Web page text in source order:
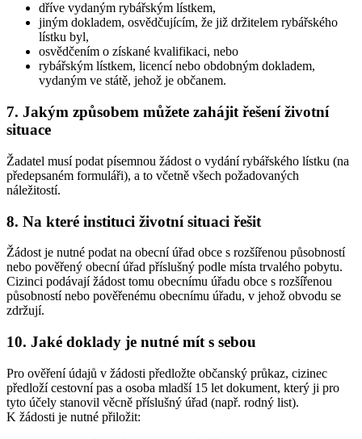
dříve vydaným rybářským lístkem,
jiným dokladem, osvědčujícím, že již držitelem rybářského
lístku byl,
osvědčením o získané kvalifikaci, nebo
rybářským lístkem, licencí nebo obdobným dokladem,
vydaným ve státě, jehož je občanem.
7. Jakým způsobem můžete zahájit řešení životní
situace
Žadatel musí podat písemnou žádost o vydání rybářského lístku (na
předepsaném formuláři), a to včetně všech požadovaných
náležitostí.
8. Na které instituci životní situaci řešit
Žádost je nutné podat na obecní úřad obce s rozšířenou působností
nebo pověřený obecní úřad příslušný podle místa trvalého pobytu.
Cizinci podávají žádost tomu obecnímu úřadu obce s rozšířenou
působností nebo pověřenému obecnímu úřadu, v jehož obvodu se
zdržují.
10. Jaké doklady je nutné mít s sebou
Pro ověření údajů v žádosti předložte občanský průkaz, cizinec
předloží cestovní pas a osoba mladší 15 let dokument, který ji pro
tyto účely stanovil věcně příslušný úřad (např. rodný list).
K žádosti je nutné přiložit: